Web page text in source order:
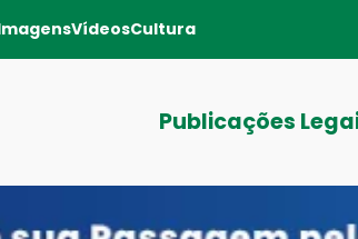
VídeosCultura
Publicações